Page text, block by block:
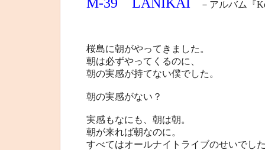
－アルバム『
桜島に朝がやってきました。
朝は必ずやってくるのに、
朝の実感が持てない僕でした。
朝の実感がない？
実感もなにも、朝は朝。
朝が来れば朝なのに。
すべてはオールナイトライブのせいでし